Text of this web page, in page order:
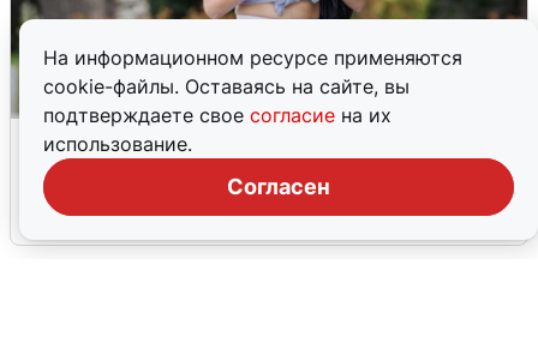
На информационном ресурсе применяются
cookie-файлы. Оставаясь на сайте, вы
подтверждаете свое согласие на их
использование.
Согласен
Волгоградцы остались без
мобильного интернета
6 августа 0